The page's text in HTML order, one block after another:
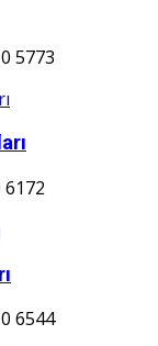
0 5773
6172
0 6544